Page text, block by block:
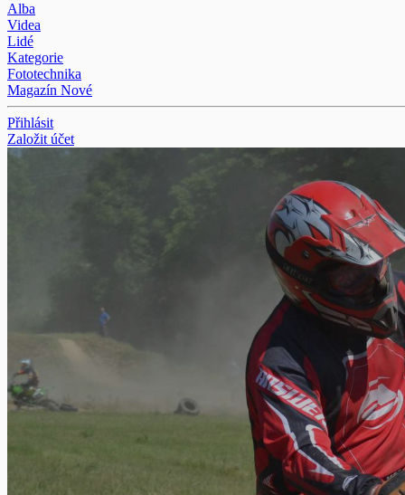
Alba
Videa
Lidé
Kategorie
Fototechnika
Magazín Nové
Přihlásit
Založit účet